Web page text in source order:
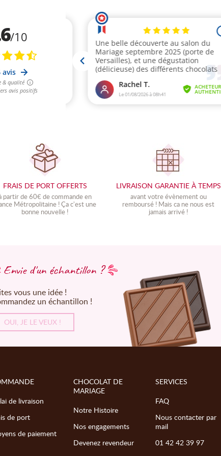
FRAIS DE PORT OFFERTS
partir de 60€ de commande en
Métropolitaine !Ça c'est une
bonne nouvelle !
LIVRAISON GARANTIE À TEMPS
avant votre évènement ou
remboursé ! Mais ca ne nous est
jamais arrivé !
Envie d'un échantillon ?
vous une idée !
un échantillon !
OUI, JE LE VEUX !
de livraison
de port
de paiement
CHOCOLAT DE
MARIAGE
Notre Histoire
Nos engagements
Devenez revendeur
SERVICES
FAQ
Nous contacter par
mail
01 42 42 39 97